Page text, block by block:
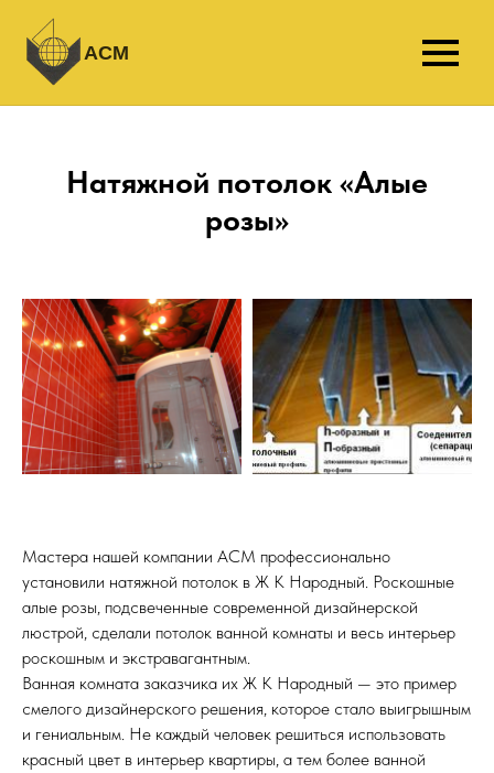
АСМ
Натяжной потолок «Алые
розы»
Мастера нашей компании АСМ профессионально
установили натяжной потолок в Ж К Народный. Роскошные
алые розы, подсвеченные современной дизайнерской
люстрой, сделали потолок ванной комнаты и весь интерьер
роскошным и экстравагантным.
Ванная комната заказчика их Ж К Народный — это пример
смелого дизайнерского решения, которое стало выигрышным
и гениальным. Не каждый человек решиться использовать
красный цвет в интерьер квартиры, а тем более ванной